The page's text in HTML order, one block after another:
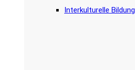
Interkulturelle Bildung